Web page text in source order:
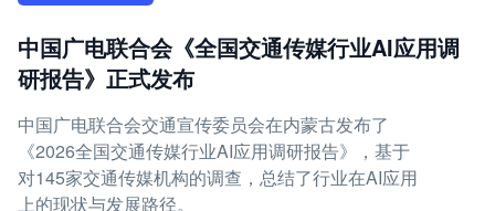
中国广电联合会《全国交通传媒行业AI应用调
研报告》正式发布
中国广电联合会交通宣传委员会在内蒙古发布了
《2026全国交通传媒行业AI应用调研报告》，基于
对145家交通传媒机构的调查，总结了行业在AI应用
上的现状与发展路径。